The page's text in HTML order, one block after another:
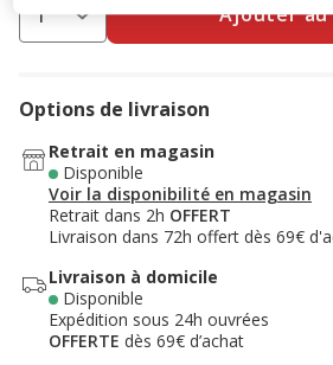
Ajouter au
Options de livraison
Retrait en magasin
Disponible
Voir la disponibilité en magasin
Retrait dans 2h OFFERT
Livraison dans 72h offert dès 69€
Livraison à domicile
Disponible
Expédition sous 24h ouvrées
OFFERTE dès 69€ d’achat